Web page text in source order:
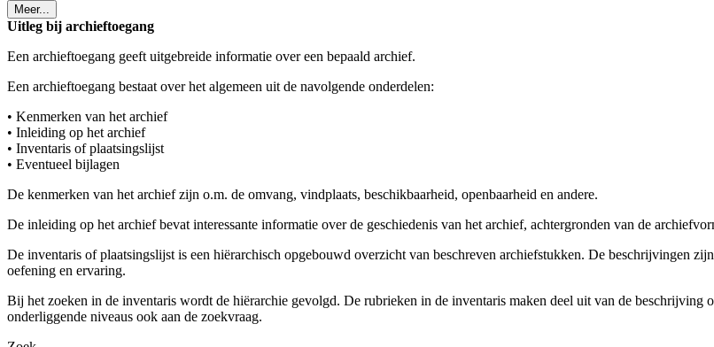
Meer...
Uitleg bij archieftoegang
Een archieftoegang geeft uitgebreide informatie over een bepaald archief.
Een archieftoegang bestaat over het algemeen uit de navolgende onderdelen:
• Kenmerken van het archief
• Inleiding op het archief
• Inventaris of plaatsingslijst
• Eventueel bijlagen
De kenmerken van het archief zijn o.m. de omvang, vindplaats, beschikbaarheid, openbaarheid en andere.
De inleiding op het archief bevat interessante informatie over de geschiedenis van het archief, achtergronden van de
De inventaris of plaatsingslijst is een hiërarchisch opgebouwd overzicht van beschreven archiefstukken. De beschrijvingen
oefening en ervaring.
Bij het zoeken in de inventaris wordt de hiërarchie gevolgd. De rubrieken in de inventaris maken deel uit van de beschrijving
onderliggende niveaus ook aan de zoekvraag.